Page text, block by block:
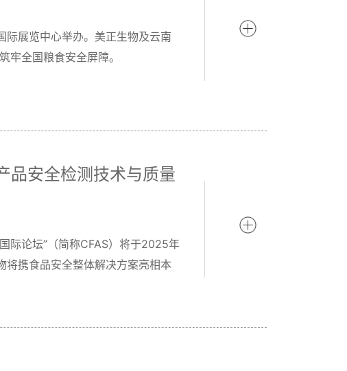
际展览中心举办。美正生物及云南
牢全国粮食安全屏障。
品安全检测技术与质量
际论坛”（简称CFAS）将于2025年
将携食品安全整体解决方案亮相本